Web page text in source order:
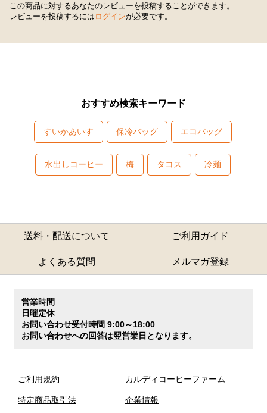
この商品に対するあなたのレビューを投稿することができます。
レビューを投稿するには ログインが必要です。
おすすめ検索キーワード
すいかあいす 保冷バッグ エコバッグ
水出しコーヒー 梅 タコス 冷麺
送料・配送について ご利用ガイド
よくある質問 メルマガ登録
営業時間
日曜定休
お問い合わせ受付時間 9:00～18:00
お問い合わせへの回答は翌営業日となります。
ご利用規約
特定商品取引法
カルディコーヒーファーム
企業情報